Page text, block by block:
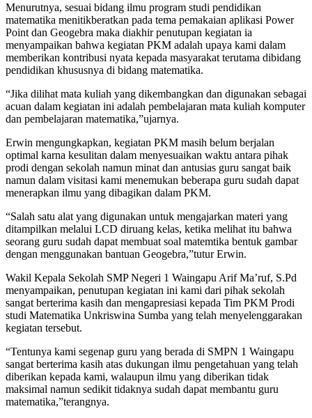
Menurutnya, sesuai bidang ilmu program studi pendidikan
matematika menitikberatkan pada tema pemakaian aplikasi Power
Point dan Geogebra maka diakhir penutupan kegiatan ia
menyampaikan bahwa kegiatan PKM adalah upaya kami dalam
memberikan kontribusi nyata kepada masyarakat terutama dibidang
pendidikan khususnya di bidang matematika.
“Jika dilihat mata kuliah yang dikembangkan dan digunakan sebagai
acuan dalam kegiatan ini adalah pembelajaran mata kuliah komputer
dan pembelajaran matematika,”ujarnya.
Erwin mengungkapkan, kegiatan PKM masih belum berjalan
optimal karna kesulitan dalam menyesuaikan waktu antara pihak
prodi dengan sekolah namun minat dan antusias guru sangat baik
namun dalam visitasi kami menemukan beberapa guru sudah dapat
menerapkan ilmu yang dibagikan dalam PKM.
“Salah satu alat yang digunakan untuk mengajarkan materi yang
ditampilkan melalui LCD diruang kelas, ketika melihat itu bahwa
seorang guru sudah dapat membuat soal matemtika bentuk gambar
dengan menggunakan bantuan Geogebra,”tutur Erwin.
Wakil Kepala Sekolah SMP Negeri 1 Waingapu Arif Ma’ruf, S.Pd
menyampaikan, penutupan kegiatan ini kami dari pihak sekolah
sangat berterima kasih dan mengapresiasi kepada Tim PKM Prodi
studi Matematika Unkriswina Sumba yang telah menyelenggarakan
kegiatan tersebut.
“Tentunya kami segenap guru yang berada di SMPN 1 Waingapu
sangat berterima kasih atas dukungan ilmu pengetahuan yang telah
diberikan kepada kami, walaupun ilmu yang diberikan tidak
maksimal namun sedikit tidaknya sudah dapat membantu guru
matematika,”terangnya.